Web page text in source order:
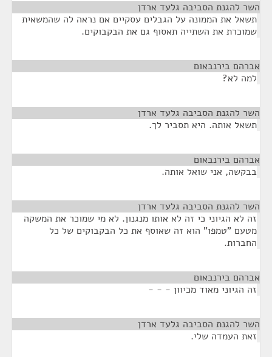
השר להגנת הסביבה גלעד ארדן
תשאל את הממונה על הגבלים עסקיים אם נראה לה שהמשאית
שמוכרת את השתייה תאסוף גם את הבקבוקים.
אברהם בירנבאום
למה לא?
השר להגנת הסביבה גלעד ארדן
תשאל אותה. היא תסביר לך.
אברהם בירנבאום
בבקשה, אני שואל אותה.
השר להגנת הסביבה גלעד ארדן
זה לא הגיוני כי זה לא אותו מנגנון. לא מי שמוכר את המשקה
מטעם "טמפו" הוא זה שאוסף את כל הבקבוקים של כל
החברות.
אברהם בירנבאום
זה הגיוני מאוד מכיוון - - -
השר להגנת הסביבה גלעד ארדן
זאת העמדה שלי.